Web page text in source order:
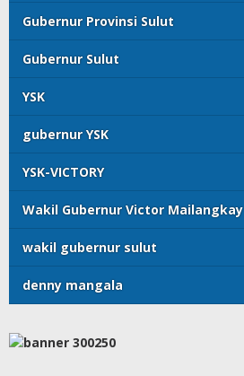
Gubernur Provinsi Sulut
Gubernur Sulut
YSK
gubernur YSK
YSK-VICTORY
Wakil Gubernur Victor Mailangkay
wakil gubernur sulut
denny mangala